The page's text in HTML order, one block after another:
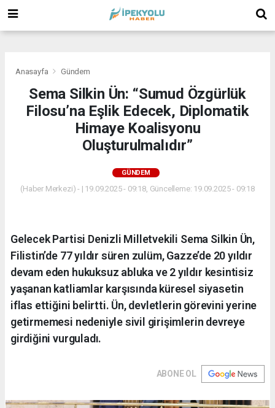
Anasayfa Gündem
Sema Silkin Ün: “Sumud Özgürlük
Filosu’na Eşlik Edecek, Diplomatik
Himaye Koalisyonu
Oluşturulmalıdır”
GÜNDEM
(Haber Merkezi) - | 19.09.2025 - 09:18, Güncelleme: 19.09.2025 - 09:18
Gelecek Partisi Denizli Milletvekili Sema Silkin Ün,
Filistin’de 77 yıldır süren zulüm, Gazze’de 20 yıldır
devam eden hukuksuz abluka ve 2 yıldır kesintisiz
yaşanan katliamlar karşısında küresel siyasetin
iflas ettiğini belirtti. Ün, devletlerin görevini yerine
getirmemesi nedeniyle sivil girişimlerin devreye
girdiğini vurguladı.
ABONE OL